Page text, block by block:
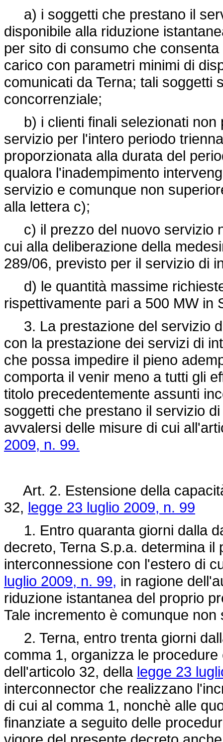
a) i soggetti che prestano il
disponibile alla riduzione
per sito di consumo che
carico con parametri minimi di
comunicati da Terna; tali soggetti
concorrenziale;
b) i clienti finali selezionati non
servizio per l'intero periodo
proporzionata alla durata del
qualora l'inadempimento
servizio e comunque non
alla lettera c);
c) il prezzo del nuovo servizio
cui alla deliberazione della
289/06, previsto per il servizio di
d) le quantità massime
rispettivamente pari a 500 MW in
3. La prestazione del servizio
con la prestazione dei servizi di
che possa impedire il pieno
comporta il venir meno a tutti gli
titolo precedentemente assunti
soggetti che prestano il servizio
avvalersi delle misure di cui
2009, n. 99.
Art. 2. Estensione della
32, legge 23 luglio 2009, n. 99
1. Entro quaranta giorni dalla
decreto, Terna S.p.a. determina
interconnessione con l'estero di
luglio 2009, n. 99, in ragione
riduzione istantanea del proprio
Tale incremento è comunque non
2. Terna, entro trenta giorni
comma 1, organizza le
dell'articolo 32, della legge 23
interconnector che realizzano
di cui al comma 1, nonchè alle
finanziate a seguito delle